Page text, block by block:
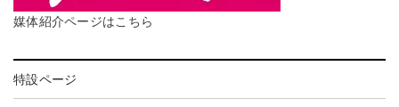
媒体紹介ページはこちら
特設ページ